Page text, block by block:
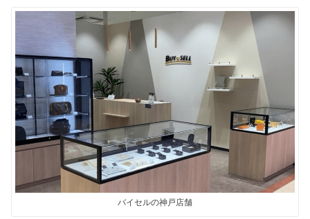
バイセルの神戸店舗